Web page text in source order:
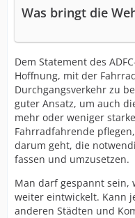
Was bringt die
Dem Statement des
Hoffnung, mit der
Durchgangsverkehr zu
guter Ansatz, um auch
mehr oder weniger
Fahrradfahrende
darum geht, die
fassen und umzusetzen.
Man darf gespannt sein,
weiter eintwickelt. Kann
anderen Städten und